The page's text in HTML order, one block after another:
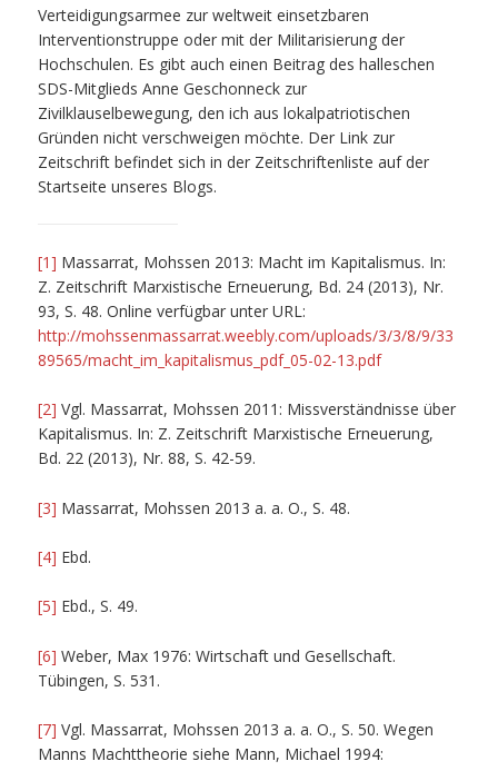
Verteidigungsarmee zur weltweit einsetzbaren
Interventionstruppe oder mit der Militarisierung der
Hochschulen. Es gibt auch einen Beitrag des halleschen
SDS-Mitglieds Anne Geschonneck zur
Zivilklauselbewegung, den ich aus lokalpatriotischen
Gründen nicht verschweigen möchte. Der Link zur
Zeitschrift befindet sich in der Zeitschriftenliste auf der
Startseite unseres Blogs.
[1] Massarrat, Mohssen 2013: Macht im Kapitalismus. In:
Z. Zeitschrift Marxistische Erneuerung, Bd. 24 (2013), Nr.
93, S. 48. Online verfügbar unter URL:
http://mohssenmassarrat.weebly.com/uploads/3/3/8/9/33
89565/macht_im_kapitalismus_pdf_05-02-13.pdf
[2] Vgl. Massarrat, Mohssen 2011: Missverständnisse über
Kapitalismus. In: Z. Zeitschrift Marxistische Erneuerung,
Bd. 22 (2013), Nr. 88, S. 42-59.
[3] Massarrat, Mohssen 2013 a. a. O., S. 48.
[4] Ebd.
[5] Ebd., S. 49.
[6] Weber, Max 1976: Wirtschaft und Gesellschaft.
Tübingen, S. 531.
[7] Vgl. Massarrat, Mohssen 2013 a. a. O., S. 50. Wegen
Manns Machttheorie siehe Mann, Michael 1994: